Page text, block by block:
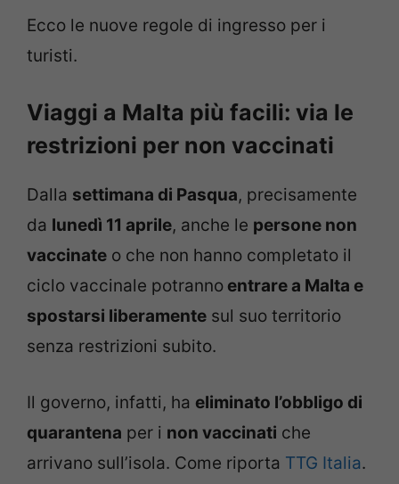
Ecco le nuove regole di ingresso per i
turisti.
Viaggi a Malta più facili: via le
restrizioni per non vaccinati
Dalla settimana di Pasqua, precisamente
da lunedì 11 aprile, anche le persone non
vaccinate o che non hanno completato il
ciclo vaccinale potranno entrare a Malta e
spostarsi liberamente sul suo territorio
senza restrizioni subito.
Il governo, infatti, ha eliminato l’obbligo di
quarantena per i non vaccinati che
arrivano sull’isola. Come riporta TTG Italia.